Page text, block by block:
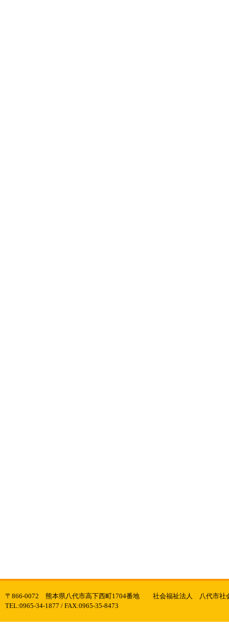
〒866-0072 熊本県八代市高下西町1704番地 社会福祉法人 八代市社
TEL:0965-34-1877 / FAX:0965-35-8473